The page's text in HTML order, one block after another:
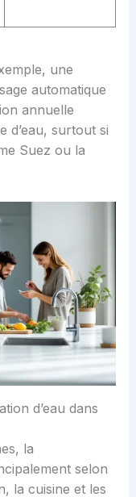
une
automatique
annuelle
d’eau, surtout si
Suez ou la
d’eau dans
la
selon
la cuisine et les